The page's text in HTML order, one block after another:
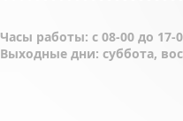
Часы работы: с 08-00 до
Выходные дни: суббота,